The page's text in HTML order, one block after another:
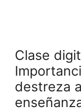
Clase
destreza